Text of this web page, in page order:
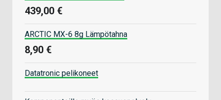
439,00 €
ARCTIC MX-6 8g Lämpötahna
8,90 €
Datatronic pelikoneet